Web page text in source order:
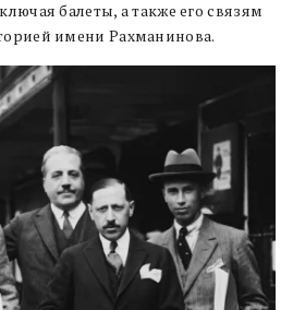
балеты, а также его связям
имени Рахманинова.